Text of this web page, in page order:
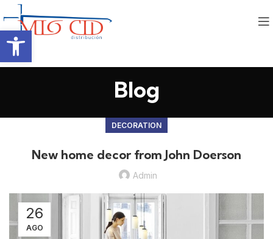
Abrir barra de herramientas
Blog
DECORATION
New home decor from John Doerson
Admin
26
AGO